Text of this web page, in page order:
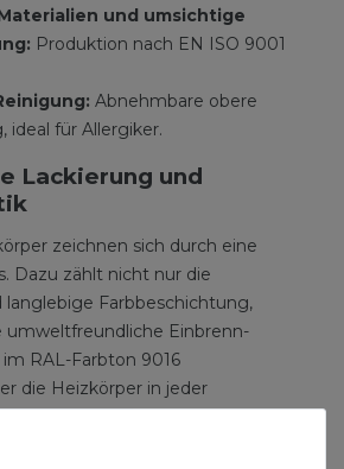
und umsichtige
Produktion nach EN ISO 9001
Abnehmbare obere
ideal für Allergiker.
Lackierung und
zeichnen sich durch eine
Dazu zählt nicht nur die
Farbbeschichtung,
umweltfreundliche Einbrenn-
RAL-Farbton 9016
die Heizkörper in jeder
aussehen lässt.